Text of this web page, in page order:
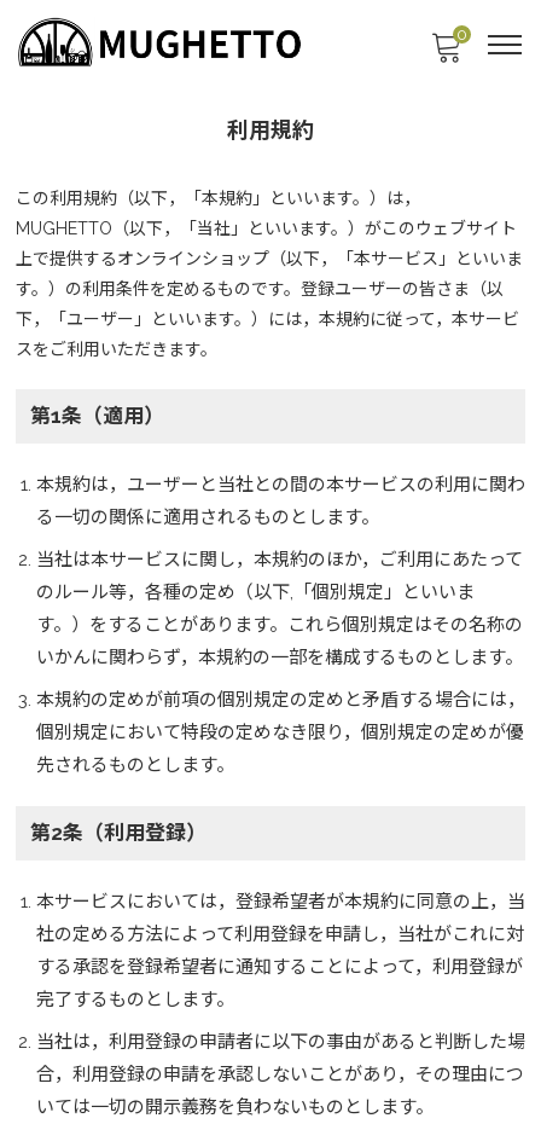
0
利用規約
この利用規約（以下，「本規約」といいます。）は，
MUGHETTO（以下，「当社」といいます。）がこのウェブサイト
上で提供するオンラインショップ（以下，「本サービス」といいま
す。）の利用条件を定めるものです。登録ユーザーの皆さま（以
下，「ユーザー」といいます。）には，本規約に従って，本サービ
スをご利用いただきます。
第1条（適用）
本規約は，ユーザーと当社との間の本サービスの利用に関わ
る一切の関係に適用されるものとします。
当社は本サービスに関し，本規約のほか，ご利用にあたって
のルール等，各種の定め（以下,「個別規定」といいま
す。）をすることがあります。これら個別規定はその名称の
いかんに関わらず，本規約の一部を構成するものとします。
本規約の定めが前項の個別規定の定めと矛盾する場合には，
個別規定において特段の定めなき限り，個別規定の定めが優
先されるものとします。
第2条（利用登録）
本サービスにおいては，登録希望者が本規約に同意の上，当
社の定める方法によって利用登録を申請し，当社がこれに対
する承認を登録希望者に通知することによって，利用登録が
完了するものとします。
当社は，利用登録の申請者に以下の事由があると判断した場
合，利用登録の申請を承認しないことがあり，その理由につ
いては一切の開示義務を負わないものとします。